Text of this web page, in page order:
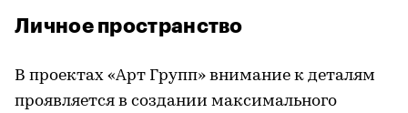
Личное пространство
В проектах «Арт Групп» внимание к деталям
проявляется в создании максимального